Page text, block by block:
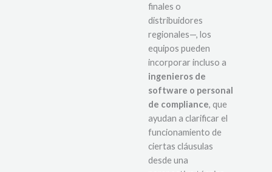
finales o
distribuidores
regionales—, los
equipos pueden
incorporar incluso a
ingenieros de
software o personal
de compliance, que
ayudan a clarificar el
funcionamiento de
ciertas cláusulas
desde una